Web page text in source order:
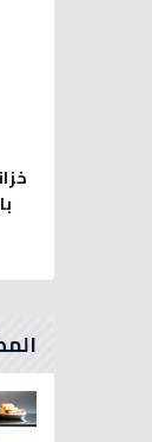
باب 5